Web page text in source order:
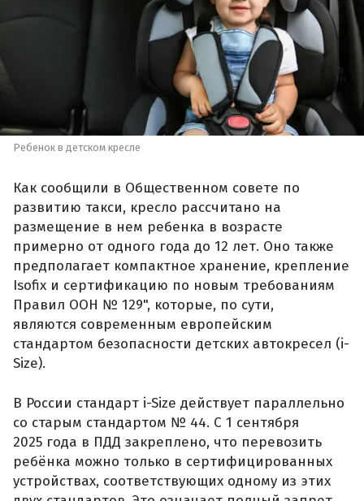
Ребенок в детском кресле
Как сообщили в Общественном совете по
развитию такси, кресло рассчитано на
размещение в нем ребенка в возрасте
примерно от одного года до 12 лет. Оно также
предполагает компактное хранение, крепление
Isofix и сертификацию по новым требованиям
Правил ООН № 129", которые, по сути,
являются современным европейским
стандартом безопасности детских автокресел (i-
Size).
В России стандарт i-Size действует параллельно
со старым стандартом № 44. С 1 сентября
2025 года в ПДД закреплено, что перевозить
ребёнка можно только в сертифицированных
устройствах, соответствующих одному из этих